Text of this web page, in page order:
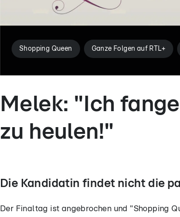
Shopping Queen Ganze Folgen auf RTL+
Melek: "Ich
zu heulen!"
Die Kandidatin findet nicht die
Der Finaltag ist angebrochen und "Shopping